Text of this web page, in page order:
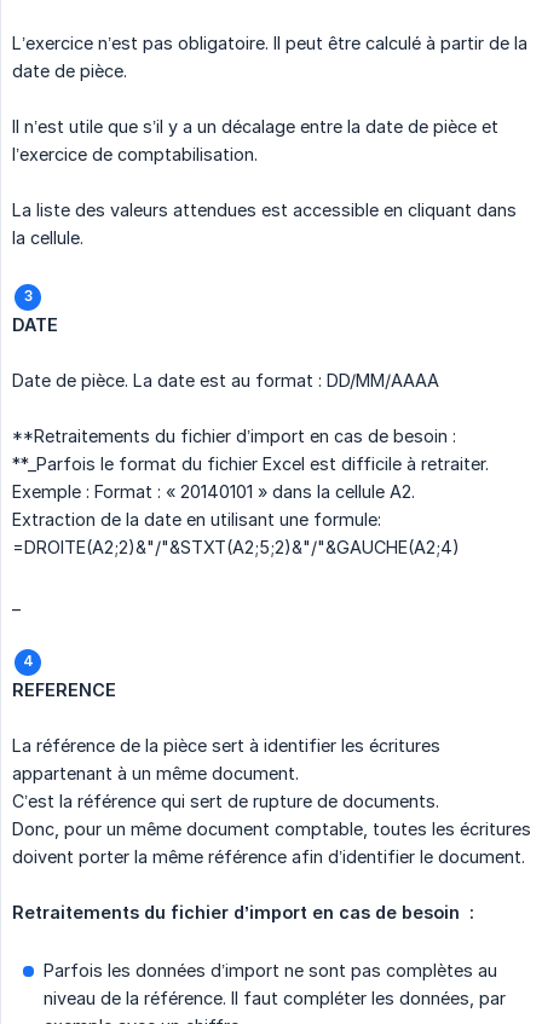
L’exercice n’est pas obligatoire. Il peut être calculé à partir de la
date de pièce.
Il n’est utile que s’il y a un décalage entre la date de pièce et
l’exercice de comptabilisation.
La liste des valeurs attendues est accessible en cliquant dans
la cellule.
DATE
Date de pièce. La date est au format : DD/MM/AAAA
**Retraitements du fichier d’import en cas de besoin :
**_Parfois le format du fichier Excel est difficile à retraiter.
Exemple : Format : « 20140101 » dans la cellule A2.
Extraction de la date en utilisant une formule:
=DROITE(A2;2)&"/"&STXT(A2;5;2)&"/"&GAUCHE(A2;4)
REFERENCE
La référence de la pièce sert à identifier les écritures
appartenant à un même document.
C’est la référence qui sert de rupture de documents.
Donc, pour un même document comptable, toutes les écritures
doivent porter la même référence afin d’identifier le document.
Retraitements du fichier d’import en cas de besoin  :
Parfois les données d’import ne sont pas complètes au
niveau de la référence. Il faut compléter les données, par